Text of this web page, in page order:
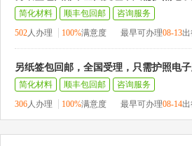
简化材料 顺丰包回邮
咨询服务
502人办理 100%满意度 最早可办理08-13
另纸签包回邮，全国受理，只需护照电
简化材料 顺丰包回邮
咨询服务
306人办理 100%满意度 最早可办理08-14